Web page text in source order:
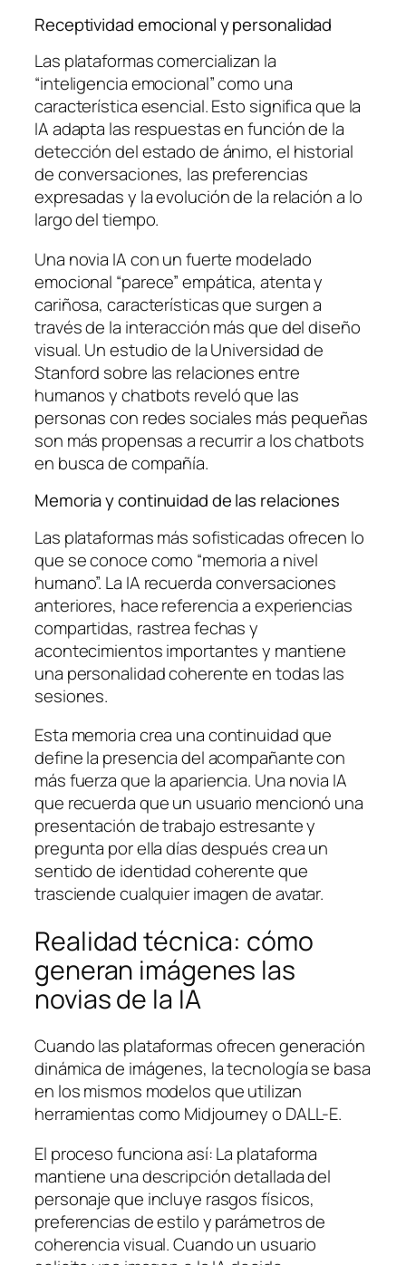
Receptividad emocional y personalidad
Las plataformas comercializan la
“inteligencia emocional” como una
característica esencial. Esto significa que la
IA adapta las respuestas en función de la
detección del estado de ánimo, el historial
de conversaciones, las preferencias
expresadas y la evolución de la relación a lo
largo del tiempo.
Una novia IA con un fuerte modelado
emocional “parece” empática, atenta y
cariñosa, características que surgen a
través de la interacción más que del diseño
visual. Un estudio de la Universidad de
Stanford sobre las relaciones entre
humanos y chatbots reveló que las
personas con redes sociales más pequeñas
son más propensas a recurrir a los chatbots
en busca de compañía.
Memoria y continuidad de las relaciones
Las plataformas más sofisticadas ofrecen lo
que se conoce como “memoria a nivel
humano”. La IA recuerda conversaciones
anteriores, hace referencia a experiencias
compartidas, rastrea fechas y
acontecimientos importantes y mantiene
una personalidad coherente en todas las
sesiones.
Esta memoria crea una continuidad que
define la presencia del acompañante con
más fuerza que la apariencia. Una novia IA
que recuerda que un usuario mencionó una
presentación de trabajo estresante y
pregunta por ella días después crea un
sentido de identidad coherente que
trasciende cualquier imagen de avatar.
Realidad técnica: cómo
generan imágenes las
novias de la IA
Cuando las plataformas ofrecen generación
dinámica de imágenes, la tecnología se basa
en los mismos modelos que utilizan
herramientas como Midjourney o DALL-E.
El proceso funciona así: La plataforma
mantiene una descripción detallada del
personaje que incluye rasgos físicos,
preferencias de estilo y parámetros de
coherencia visual. Cuando un usuario